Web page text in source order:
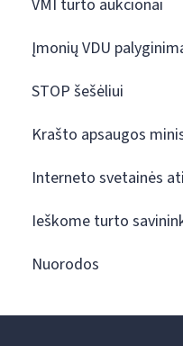
VMI turto aukcionai
Įmonių VDU
STOP šešėliui
Krašto apsaugos
Interneto svetainės
Ieškome turto
Nuorodos